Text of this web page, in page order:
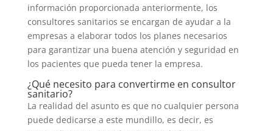
información proporcionada anteriormente, los
consultores sanitarios se encargan de ayudar a la
empresas a elaborar todos los planes necesarios
para garantizar una buena atención y seguridad en
los pacientes que pueda tener la empresa.
¿Qué necesito para convertirme en consultor
sanitario?
La realidad del asunto es que no cualquier persona
puede dedicarse a este mundillo, es decir, es